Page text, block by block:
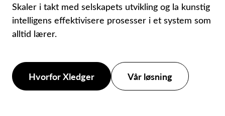
Skaler i takt med selskapets utvikling og la kunstig
intelligens effektivisere prosesser i et system som
alltid lærer.
Hvorfor Xledger Vår løsning